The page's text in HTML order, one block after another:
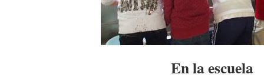
En la escuela